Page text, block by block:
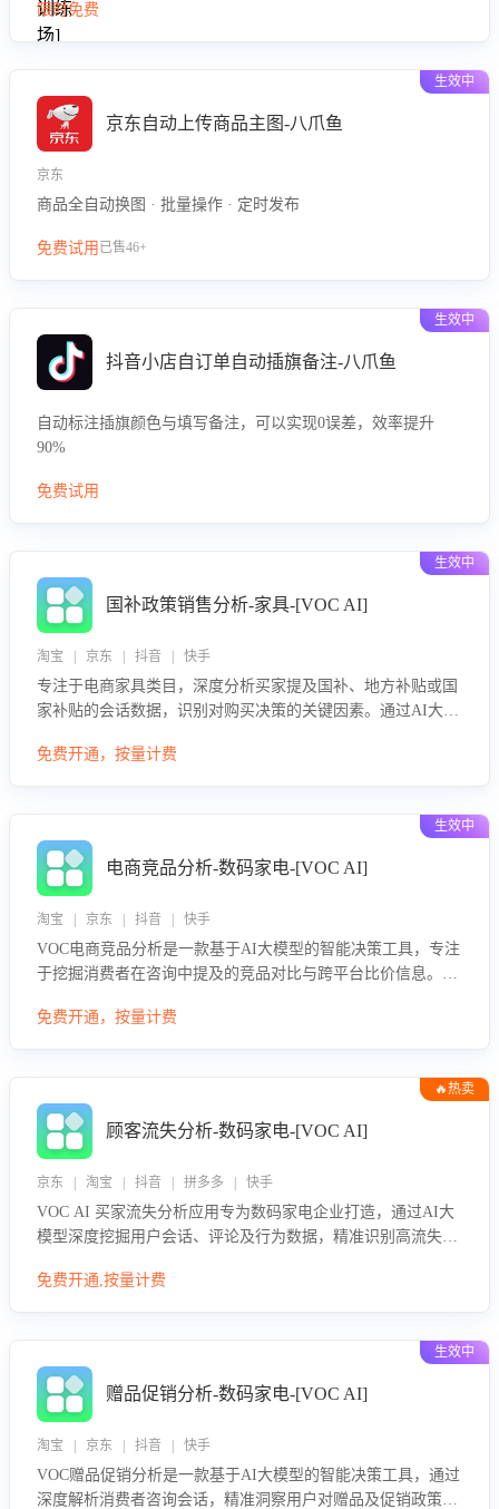
间，助力企业快速启动智能客服训练
限时免费
生效中
京东自动上传商品主图-八爪鱼
京东
商品全自动换图 · 批量操作 · 定时发布
免费试用 已售46+
生效中
抖音小店自订单自动插旗备注-八爪鱼
自动标注插旗颜色与填写备注，可以实现0误差，效率提升
90%
免费试用
生效中
国补政策销售分析-家具-[VOC AI]
淘宝 | 京东 | 抖音 | 快手
专注于电商家具类目，深度分析买家提及国补、地方补贴或国
家补贴的会话数据，识别对购买决策的关键因素。通过AI大模
略，助力商家利用国补政策提升GMV。
免费开通，按量计费
生效中
电商竞品分析-数码家电-[VOC AI]
淘宝 | 京东 | 抖音 | 快手
VOC电商竞品分析是一款基于AI大模型的智能决策工具，专注
于挖掘消费者在咨询中提及的竞品对比与跨平台比价信息。该
息，进行多维度交叉对比，并分析消费者的比价行为。通过提
免费开通，按量计费
🔥热卖
顾客流失分析-数码家电-[VOC AI]
京东 | 淘宝 | 抖音 | 拼多多 | 快手
VOC AI 买家流失分析应用专为数码家电企业打造，通过AI大
模型深度挖掘用户会话、评论及行为数据，精准识别高流失风
迟、竞品价格冲击等。系统自动输出可落地的挽回策略，迅速
免费开通,按量计费
生效中
赠品促销分析-数码家电-[VOC AI]
淘宝 | 京东 | 抖音 | 快手
VOC赠品促销分析是一款基于AI大模型的智能决策工具，通过
深度解析消费者咨询会话，精准洞察用户对赠品及促销政策的